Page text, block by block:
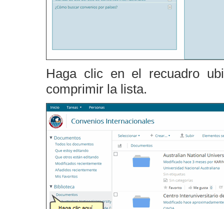
Haga clic en el recuadro
comprimir la lista.